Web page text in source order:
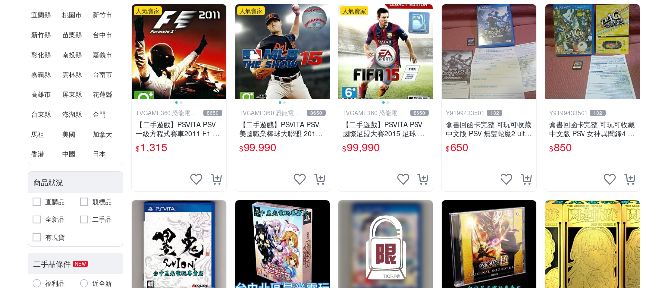
宜蘭縣 桃園市 新竹市
新竹縣 苗栗縣 台中市
彰化縣 南投縣 嘉義市
嘉義縣 雲林縣 台南市
高雄市 屏東縣 花蓮縣
台東縣 澎湖縣 金門
馬祖 美國 加拿大
香港 中國 日本
商品狀況
直購品
競標品
全新品
二手品
有現貨
二手品條件 NEW
福利品
近全新
人氣賣家
TVGAME360 恐龍電玩- 8650
【二手遊戲】PSVITA PSV
一級方程式賽車2011 F1 F
ORMULA 1 2011 日文版
【台中恐龍電玩】
$1,315
人氣賣家
TVGAME360 恐龍電玩- 8650
【二手遊戲】PSVITA PSV
美國職業棒球大聯盟 2015
MLB THE SHOW 15 英文版
【台中恐龍電玩】
$99,990
人氣賣家
TVGAME360 恐龍電玩- 8650
【二手遊戲】PSVITA PSV
國際足盟大賽2015 足球 世
界盃 FIFA 15 英文版【台中
恐龍電玩】
$99,990
Y9199433501 132
盒書回函卡完整 可玩可收藏
中文版 PSV 無雙蛇魔2 ultim
ate
$650
Y9199433501 132
盒書回函卡完整 可玩可收藏
中文版 PSV 女神異聞錄4 黃
金版
$850